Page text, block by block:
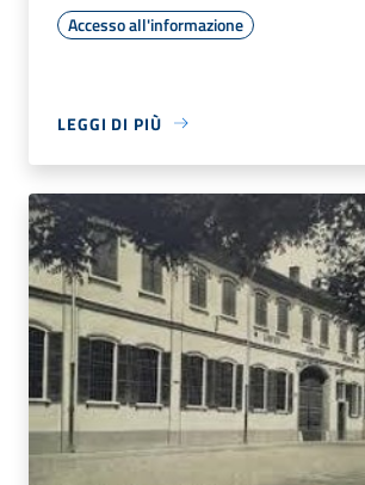
Accesso all'informazione
LEGGI DI PIÙ